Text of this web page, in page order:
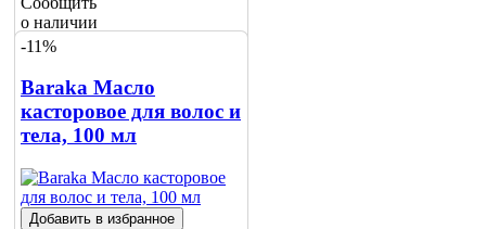
о наличии
-11%
Baraka Масло
касторовое для волос и
тела, 100 мл
Добавить в избранное